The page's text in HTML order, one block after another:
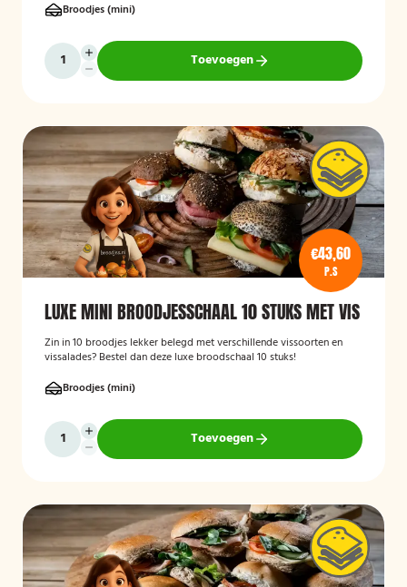
Broodjes (mini)
Toevoegen
€43,60
P.S
LUXE MINI BROODJESSCHAAL 10 STUKS MET VIS
Zin in 10 broodjes lekker belegd met verschillende vissoorten en
vissalades? Bestel dan deze luxe broodschaal 10 stuks!
Broodjes (mini)
Toevoegen